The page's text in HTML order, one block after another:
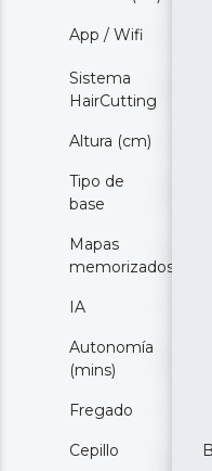
App / Wifi
Sistema
HairCutting
Altura (cm)
Tipo de
base
Mapas
memorizados
IA
Autonomía
(mins)
Fregado
Cepillo